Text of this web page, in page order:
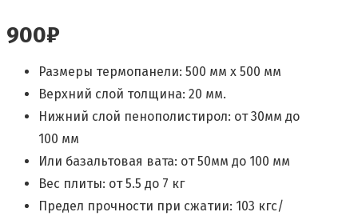
900₽
Размеры термопанели: 500 мм x 500 мм
Верхний слой толщина: 20 мм.
Нижний слой пенополистирол: от 30мм до
100 мм
Или базальтовая вата: от 50мм до 100 мм
Вес плиты: от 5.5 до 7 кг
Предел прочности при сжатии: 103 кгс/